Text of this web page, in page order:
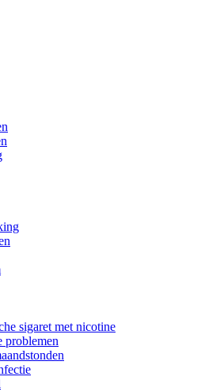
sigaret met nicotine
problemen